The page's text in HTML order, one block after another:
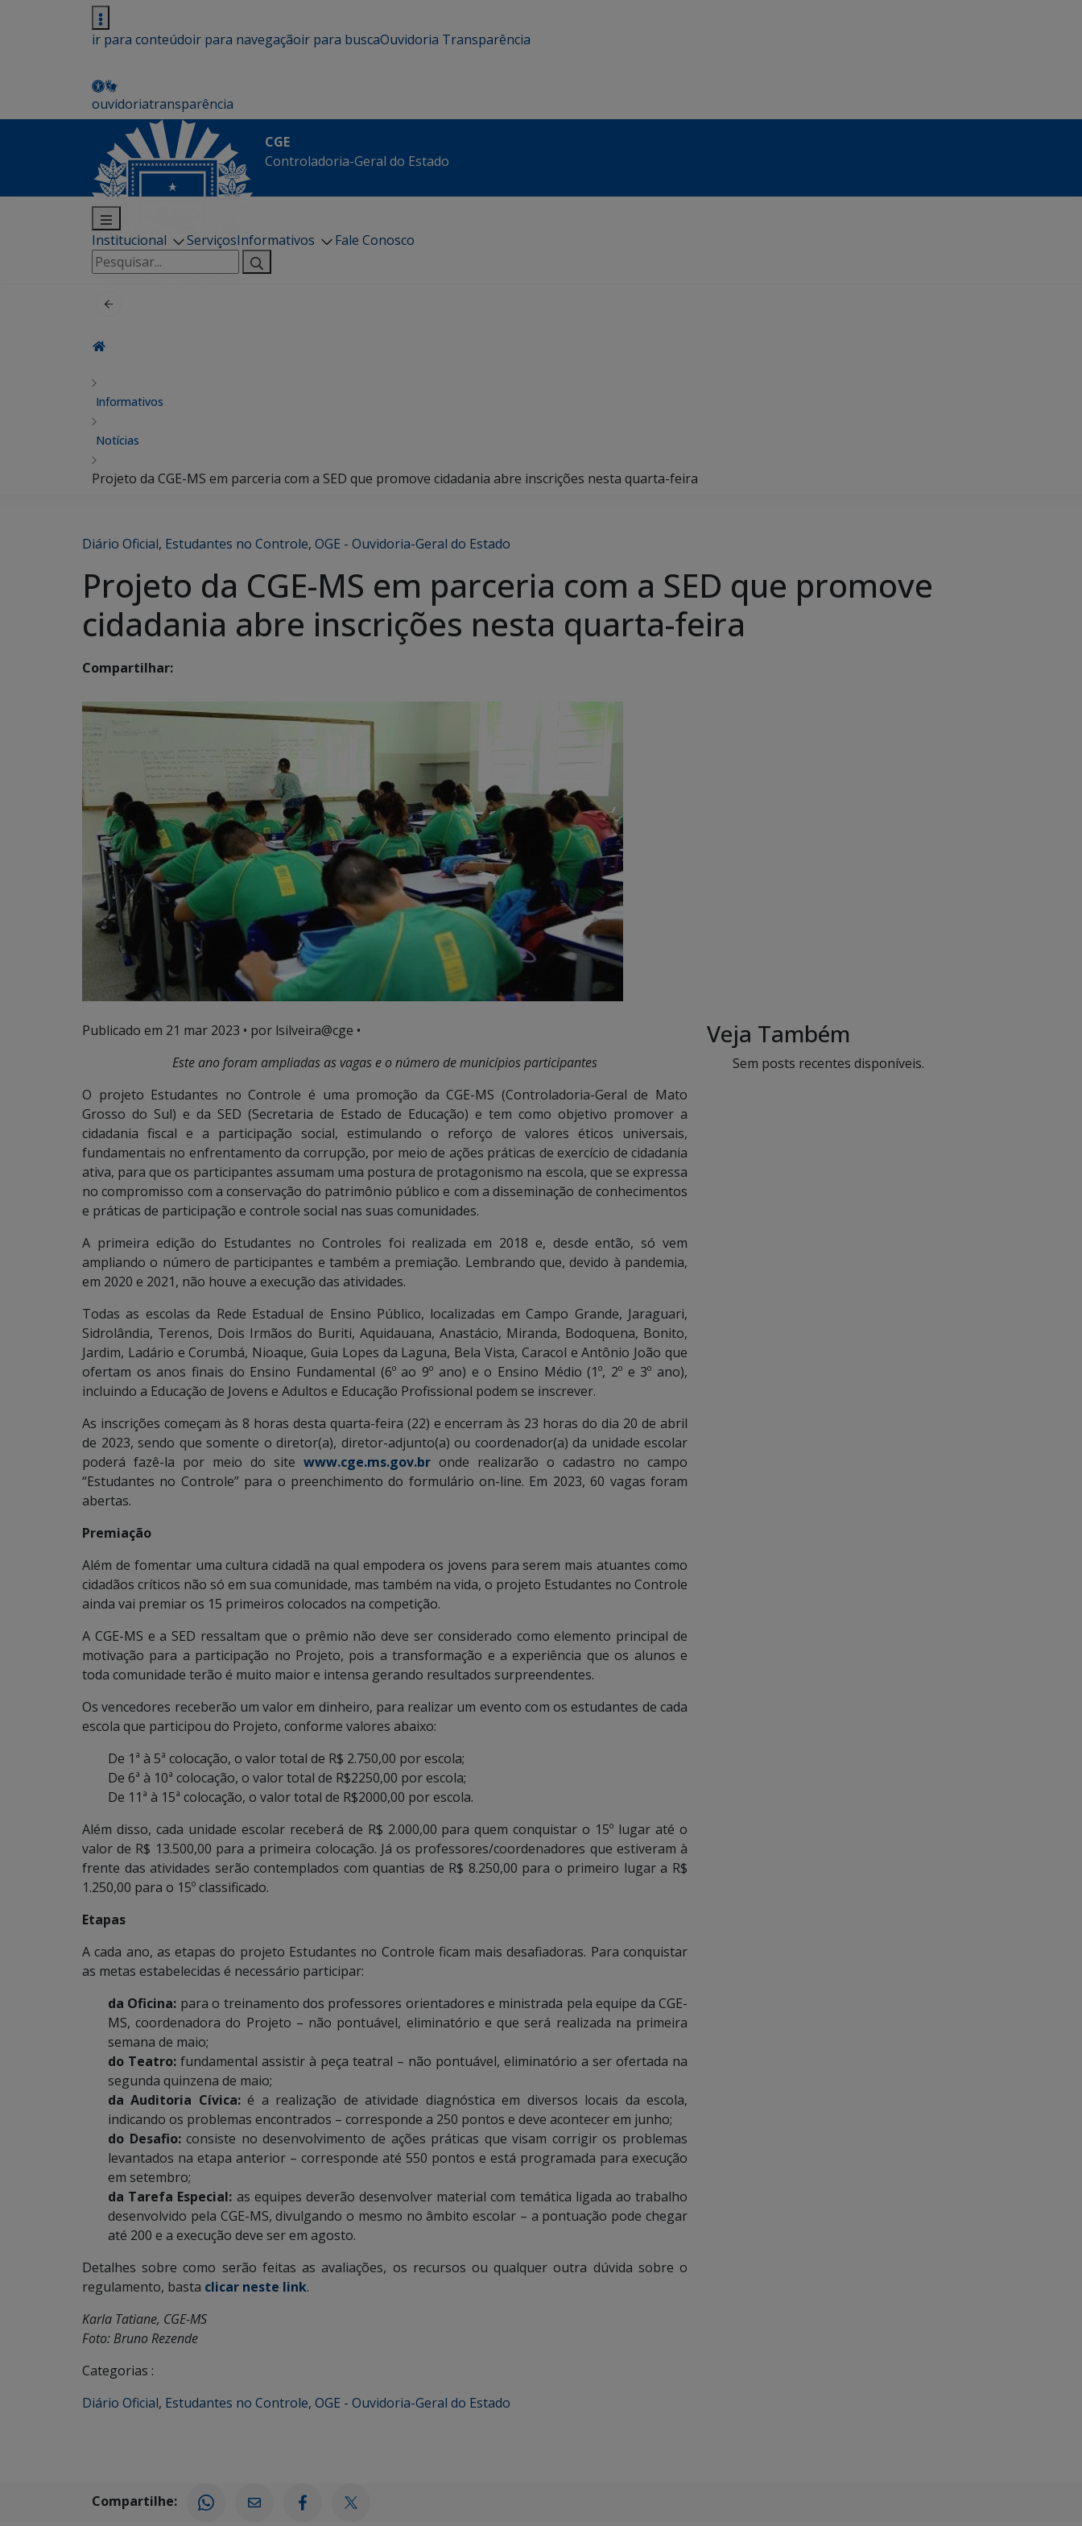
ir para conteúdoir para navegaçãoir para buscaOuvidoria Transparência
ouvidoriatransparência
CGE
Controladoria-Geral do Estado
Institucional ServiçosInformativos
Fale Conosco
Pesquisar
por:
Informativos
Notícias
Projeto da CGE-MS em parceria com a SED que promove cidadania abre inscrições nesta quarta-feira
Diário Oficial, Estudantes no Controle, OGE - Ouvidoria-Geral do Estado
Projeto da CGE-MS em parceria com a SED que promove
cidadania abre inscrições nesta quarta-feira
Compartilhar:
Publicado em 21 mar 2023 • por lsilveira@cge •
Este ano foram ampliadas as vagas e o número de municípios participantes
O projeto Estudantes no Controle é uma promoção da CGE-MS (Controladoria-Geral de Mato
Grosso do Sul) e da SED (Secretaria de Estado de Educação) e tem como objetivo promover a
cidadania fiscal e a participação social, estimulando o reforço de valores éticos universais,
fundamentais no enfrentamento da corrupção, por meio de ações práticas de exercício de cidadania
ativa, para que os participantes assumam uma postura de protagonismo na escola, que se expressa
no compromisso com a conservação do patrimônio público e com a disseminação de conhecimentos
e práticas de participação e controle social nas suas comunidades.
A primeira edição do Estudantes no Controles foi realizada em 2018 e, desde então, só vem
ampliando o número de participantes e também a premiação. Lembrando que, devido à pandemia,
em 2020 e 2021, não houve a execução das atividades.
Todas as escolas da Rede Estadual de Ensino Público, localizadas em Campo Grande, Jaraguari,
Sidrolândia, Terenos, Dois Irmãos do Buriti, Aquidauana, Anastácio, Miranda, Bodoquena, Bonito,
Jardim, Ladário e Corumbá, Nioaque, Guia Lopes da Laguna, Bela Vista, Caracol e Antônio João que
ofertam os anos finais do Ensino Fundamental (6º ao 9º ano) e o Ensino Médio (1º, 2º e 3º ano),
incluindo a Educação de Jovens e Adultos e Educação Profissional podem se inscrever.
As inscrições começam às 8 horas desta quarta-feira (22) e encerram às 23 horas do dia 20 de abril
de 2023, sendo que somente o diretor(a), diretor-adjunto(a) ou coordenador(a) da unidade escolar
poderá fazê-la por meio do site www.cge.ms.gov.br onde realizarão o cadastro no campo
“Estudantes no Controle” para o preenchimento do formulário on-line. Em 2023, 60 vagas foram
abertas.
Premiação
Além de fomentar uma cultura cidadã na qual empodera os jovens para serem mais atuantes como
cidadãos críticos não só em sua comunidade, mas também na vida, o projeto Estudantes no Controle
ainda vai premiar os 15 primeiros colocados na competição.
A CGE-MS e a SED ressaltam que o prêmio não deve ser considerado como elemento principal de
motivação para a participação no Projeto, pois a transformação e a experiência que os alunos e
toda comunidade terão é muito maior e intensa gerando resultados surpreendentes.
Os vencedores receberão um valor em dinheiro, para realizar um evento com os estudantes de cada
escola que participou do Projeto, conforme valores abaixo:
De 1ª à 5ª colocação, o valor total de R$ 2.750,00 por escola;
De 6ª à 10ª colocação, o valor total de R$2250,00 por escola;
De 11ª à 15ª colocação, o valor total de R$2000,00 por escola.
Além disso, cada unidade escolar receberá de R$ 2.000,00 para quem conquistar o 15º lugar até o
valor de R$ 13.500,00 para a primeira colocação. Já os professores/coordenadores que estiveram à
frente das atividades serão contemplados com quantias de R$ 8.250,00 para o primeiro lugar a R$
1.250,00 para o 15º classificado.
Etapas
A cada ano, as etapas do projeto Estudantes no Controle ficam mais desafiadoras. Para conquistar
as metas estabelecidas é necessário participar:
da Oficina: para o treinamento dos professores orientadores e ministrada pela equipe da CGE-
MS, coordenadora do Projeto – não pontuável, eliminatório e que será realizada na primeira
semana de maio;
do Teatro: fundamental assistir à peça teatral – não pontuável, eliminatório a ser ofertada na
segunda quinzena de maio;
da Auditoria Cívica:é a realização de atividade diagnóstica em diversos locais da escola,
indicando os problemas encontrados – corresponde a 250 pontos e deve acontecer em junho;
do Desafio:consiste no desenvolvimento de ações práticas que visam corrigir os problemas
levantados na etapa anterior – corresponde até 550 pontos e está programada para execução
em setembro;
da Tarefa Especial: as equipes deverão desenvolver material com temática ligada ao trabalho
desenvolvido pela CGE-MS, divulgando o mesmo no âmbito escolar – a pontuação pode chegar
até 200 e a execução deve ser em agosto.
Detalhes sobre como serão feitas as avaliações, os recursos ou qualquer outra dúvida sobre o
regulamento, basta clicar neste link.
Karla Tatiane, CGE-MS
Foto: Bruno Rezende
Categorias :
Diário Oficial, Estudantes no Controle, OGE - Ouvidoria-Geral do Estado
Veja Também
Sem posts recentes disponíveis.
Compartilhe: